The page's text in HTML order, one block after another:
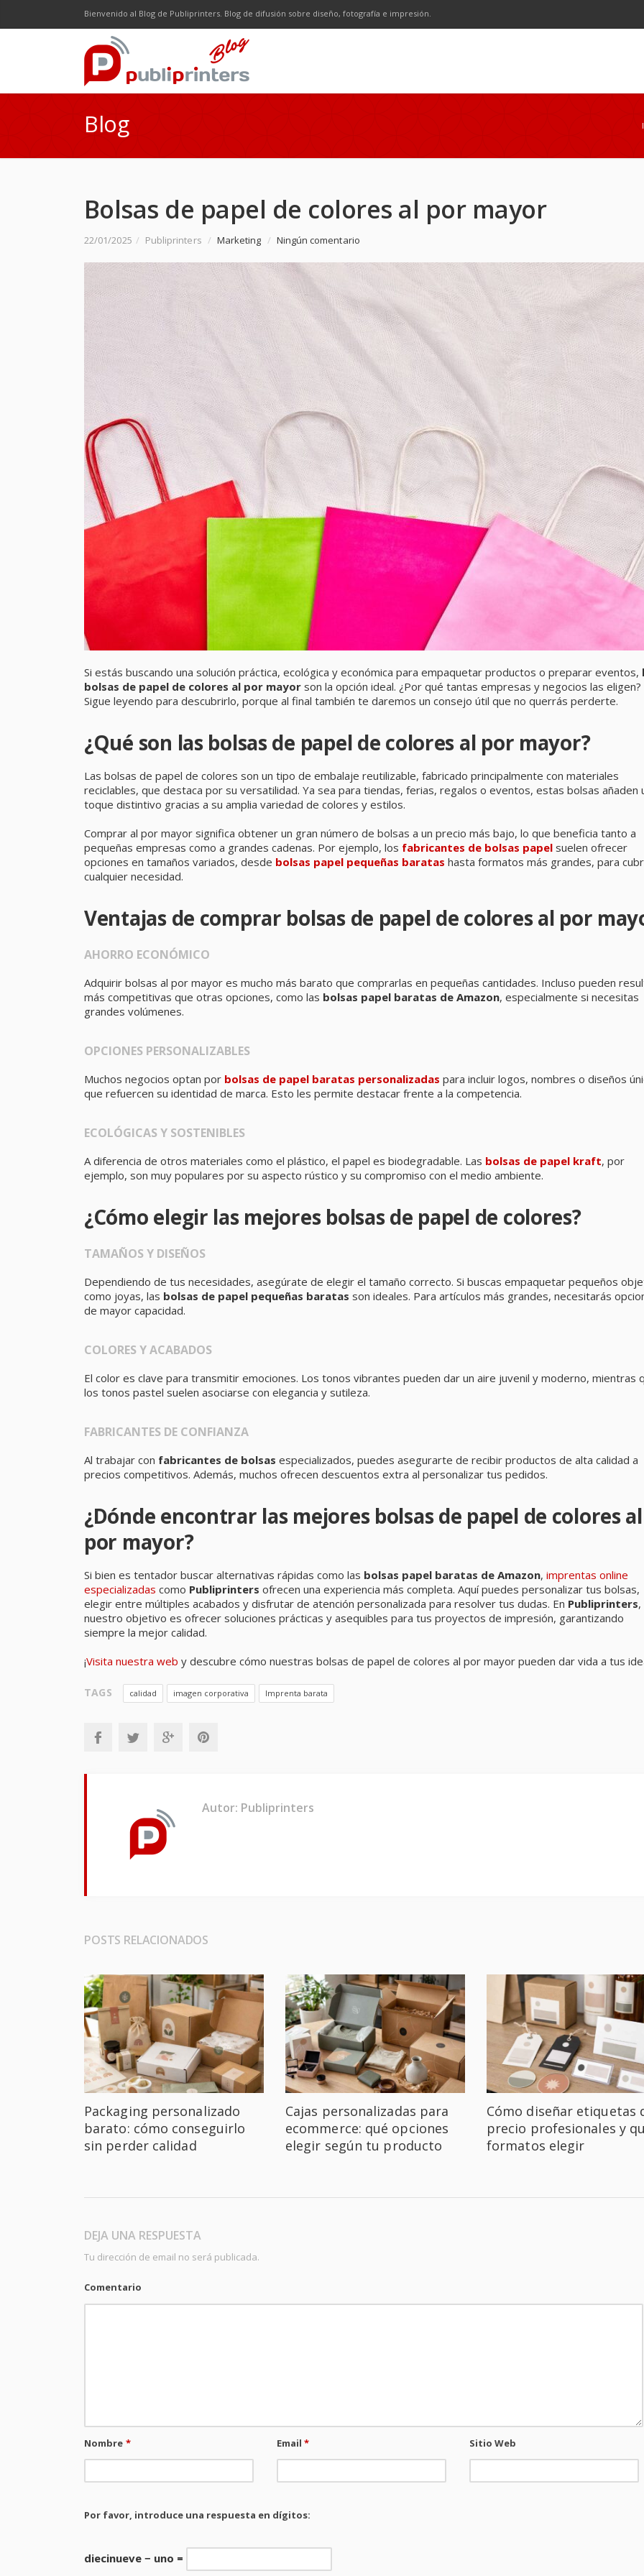
Bienvenido al Blog de Publiprinters. Blog de difusión sobre diseño, fotografía e impresión.
FacebookTwitterGoogle Plus
LinkedInRSS
Blog
Bolsas de papel de colores al por mayor
22/01/2025 / Publiprinters / Marketing / Ningún comentario
Si estás buscando una solución práctica, ecológica y económica para empaquetar productos o preparar eventos,
bolsas de papel de colores al por mayor son la opción ideal. ¿Por qué tantas empresas y negocios las eligen?
Sigue leyendo para descubrirlo, porque al final también te daremos un consejo útil que no querrás perderte.
¿Qué son las bolsas de papel de colores al por mayor?
Las bolsas de papel de colores son un tipo de embalaje reutilizable, fabricado principalmente con materiales
reciclables, que destaca por su versatilidad. Ya sea para tiendas, ferias, regalos o eventos, estas bolsas añaden
toque distintivo gracias a su amplia variedad de colores y estilos.
Comprar al por mayor significa obtener un gran número de bolsas a un precio más bajo, lo que beneficia tanto a
pequeñas empresas como a grandes cadenas. Por ejemplo, los fabricantes de bolsas papel suelen ofrecer
opciones en tamaños variados, desde bolsas papel pequeñas baratas hasta formatos más grandes, para
cualquier necesidad.
Ventajas de comprar bolsas de papel de colores al por
AHORRO ECONÓMICO
Adquirir bolsas al por mayor es mucho más barato que comprarlas en pequeñas cantidades. Incluso pueden
más competitivas que otras opciones, como las bolsas papel baratas de Amazon, especialmente si necesitas
grandes volúmenes.
OPCIONES PERSONALIZABLES
Muchos negocios optan por bolsas de papel baratas personalizadas para incluir logos, nombres o diseños
que refuercen su identidad de marca. Esto les permite destacar frente a la competencia.
ECOLÓGICAS Y SOSTENIBLES
A diferencia de otros materiales como el plástico, el papel es biodegradable. Las bolsas de papel kraft, por
ejemplo, son muy populares por su aspecto rústico y su compromiso con el medio ambiente.
¿Cómo elegir las mejores bolsas de papel de colores?
TAMAÑOS Y DISEÑOS
Dependiendo de tus necesidades, asegúrate de elegir el tamaño correcto. Si buscas empaquetar pequeños
como joyas, las bolsas de papel pequeñas baratas son ideales. Para artículos más grandes, necesitarás
de mayor capacidad.
COLORES Y ACABADOS
El color es clave para transmitir emociones. Los tonos vibrantes pueden dar un aire juvenil y moderno, mientras
los tonos pastel suelen asociarse con elegancia y sutileza.
FABRICANTES DE CONFIANZA
Al trabajar con fabricantes de bolsas especializados, puedes asegurarte de recibir productos de alta calidad a
precios competitivos. Además, muchos ofrecen descuentos extra al personalizar tus pedidos.
¿Dónde encontrar las mejores bolsas de papel de colores al
por mayor?
Si bien es tentador buscar alternativas rápidas como las bolsas papel baratas de Amazon, imprentas online
especializadas como Publiprinters ofrecen una experiencia más completa. Aquí puedes personalizar tus bolsas,
elegir entre múltiples acabados y disfrutar de atención personalizada para resolver tus dudas. En Publiprinters,
nuestro objetivo es ofrecer soluciones prácticas y asequibles para tus proyectos de impresión, garantizando
siempre la mejor calidad.
¡Visita nuestra web y descubre cómo nuestras bolsas de papel de colores al por mayor pueden dar vida a tus
TAGS calidad imagen corporativa Imprenta barata
Autor: Publiprinters
POSTS RELACIONADOS
Packaging personalizado
barato: cómo conseguirlo
sin perder calidad
Cajas personalizadas para
ecommerce: qué opciones
elegir según tu producto
Cómo diseñar etiquetas
precio profesionales y
formatos elegir
DEJA UNA RESPUESTA
Tu dirección de email no será publicada.
Comentario
Nombre * Email* Sitio Web
Por favor, introduce una respuesta en dígitos:
diecinueve − uno =